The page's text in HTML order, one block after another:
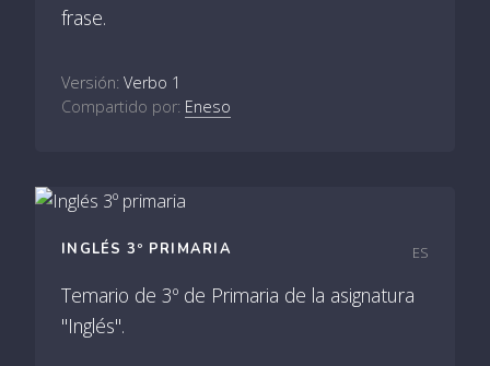
frase.
Versión: Verbo 1
Compartido por: Eneso
INGLÉS 3º PRIMARIA ES
Temario de 3º de Primaria de la asignatura
"Inglés".